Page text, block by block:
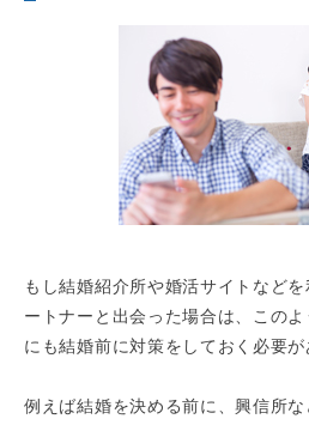
もし結婚紹介所や婚活サイトなど
ートナーと出会った場合は、この
にも結婚前に対策をしておく必要が
例えば結婚を決める前に、興信所